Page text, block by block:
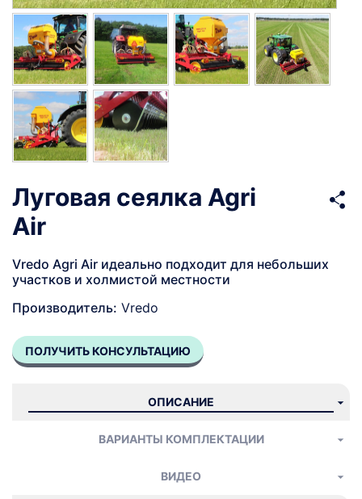
Луговая сеялка Agri
Air
Vredo Agri Air идеально подходит для небольших
участков и холмистой местности
Производитель: Vredo
ПОЛУЧИТЬ КОНСУЛЬТАЦИЮ
ОПИСАНИЕ
ВАРИАНТЫ КОМПЛЕКТАЦИИ
ВИДЕО